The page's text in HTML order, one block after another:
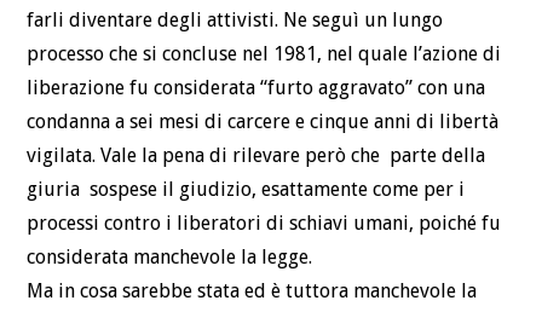
farli diventare degli attivisti. Ne seguì un lungo
processo che si concluse nel 1981, nel quale l’azione di
liberazione fu considerata “furto aggravato” con una
condanna a sei mesi di carcere e cinque anni di libertà
vigilata. Vale la pena di rilevare però che parte della
giuria sospese il giudizio, esattamente come per i
processi contro i liberatori di schiavi umani, poiché fu
considerata manchevole la legge.
Ma in cosa sarebbe stata ed è tuttora manchevole la